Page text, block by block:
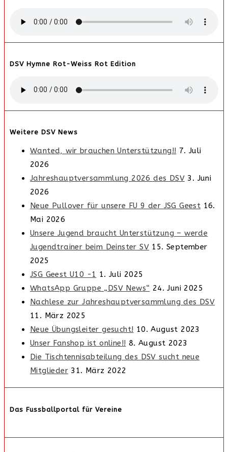
DSV Hymne Rot-Weiss Rot Edition
Weitere DSV News
Wanted, wir brauchen Unterstützung!! 7. Juli
2026
Jahreshauptversammlung 2026 des DSV 3. Juni
2026
Neue Pullover für unsere FU 9 der JSG Geest 16.
Mai 2026
Unsere Jugend braucht Unterstützung – werde
Jugendtrainer beim Deinster SV 15. September
2025
JSG Geest U10 -1 1. Juli 2025
WhatsApp Gruppe „DSV News“ 24. Juni 2025
Nachlese zur Jahreshauptversammlung des DSV
11. März 2025
Neue Übungsleiter gesucht! 10. August 2023
Unser Fanshop ist online!! 8. August 2023
Die Tischtennisabteilung des DSV sucht neue
Mitglieder 31. März 2022
Das Fussballportal für Vereine